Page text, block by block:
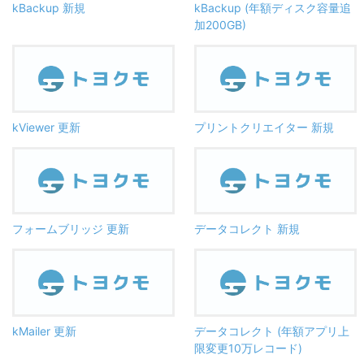
kBackup 新規
kBackup (年額ディスク容量追
加200GB)
kViewer 更新 プリントクリエイター 新規
フォームブリッジ 更新 データコレクト 新規
kMailer 更新
データコレクト (年額アプリ上
限変更10万レコード)